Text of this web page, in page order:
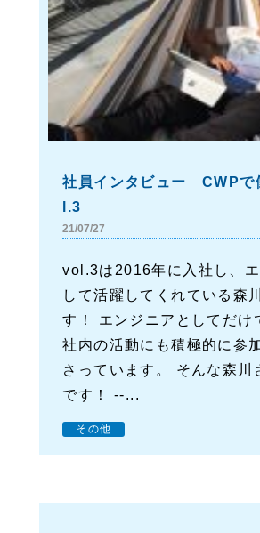
社員インタビュー CWPで
l.3
21/07/27
vol.3は2016年に入社し、エ
して活躍してくれている森
す！ エンジニアとしてだけ
社内の活動にも積極的に参
さっています。 そんな森川
です！ --...
その他